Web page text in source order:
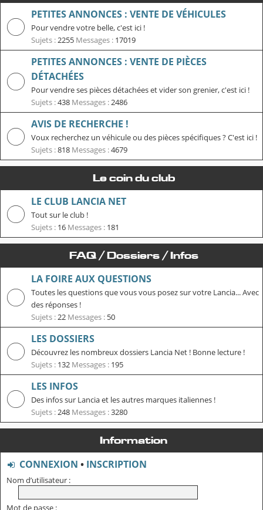
PETITES ANNONCES : VENTE DE VÉHICULES
Pour vendre votre belle, c'est ici !
Sujets :2255 Messages : 17019
PETITES ANNONCES : VENTE DE PIÈCES
DÉTACHÉES
Pour vendre ses pièces détachées et vider son grenier, c'est ici !
Sujets :438 Messages :2486
AVIS DE RECHERCHE !
Voux recherchez un véhicule ou des pièces spécifiques ? C'est ici !
Sujets :818 Messages :4679
Le coin du club
LE CLUB LANCIA NET
Tout sur le club !
Sujets : 16 Messages : 181
FAQ / Dossiers / Infos
LA FOIRE AUX QUESTIONS
Toutes les questions que vous vous posez sur votre Lancia... Avec
des réponses !
Sujets :22 Messages : 50
LES DOSSIERS
Découvrez les nombreux dossiers Lancia Net ! Bonne lecture !
Sujets : 132 Messages : 195
LES INFOS
Des infos sur Lancia et les autres marques italiennes !
Sujets :248 Messages :3280
Information
CONNEXION • INSCRIPTION
Nom d’utilisateur :
Mot de passe :